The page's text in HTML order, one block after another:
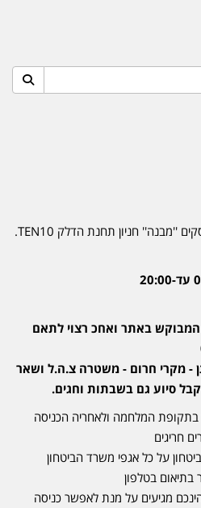
האילן 4 אור עקיבא - מתחם העסקים ''מבנה'' חניון תחנת הדלק TEN10.
באתר ואחכ רצוי לתאם
- מקרי חרום - משטרה צ.ה.ל ושאר
סיוע גם בשבתות וחגים.
בתקופת המלחמה ולאחריה הכניסה
חריגים
על כל אגפי משרד הביטחון
בטלפון
מגיעים על מנת לאפשר כניסה